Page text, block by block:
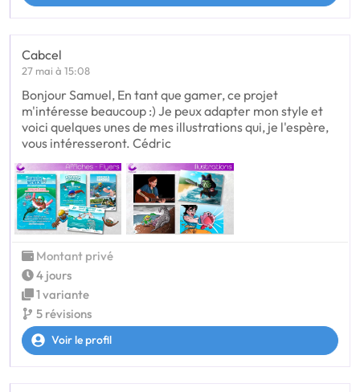
Cabcel
27 mai à 15:08
Bonjour Samuel, En tant que gamer, ce projet
m'intéresse beaucoup :) Je peux adapter mon style et
voici quelques unes de mes illustrations qui, je l'espère,
vous intéresseront. Cédric
Montant privé
4 jours
1 variante
5 révisions
Voir le profil